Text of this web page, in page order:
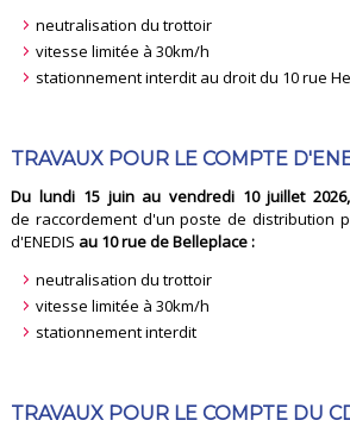
neutralisation du trottoir
vitesse limitée à 30km/h
stationnement interdit au droit du 10 rue
TRAVAUX POUR LE COMPTE
Du lundi 15 juin au vendredi 10 juillet
de raccordement d'un poste de distribution
d'ENEDIS au 10 rue de Belleplace :
neutralisation du trottoir
vitesse limitée à 30km/h
stationnement interdit
TRAVAUX POUR LE COMPTE DU